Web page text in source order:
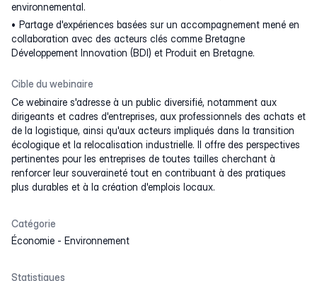
environnemental.
Partage d'expériences basées sur un accompagnement mené en
collaboration avec des acteurs clés comme Bretagne
Développement Innovation (BDI) et Produit en Bretagne.
Cible du webinaire
Ce webinaire s'adresse à un public diversifié, notamment aux
dirigeants et cadres d'entreprises, aux professionnels des achats et
de la logistique, ainsi qu'aux acteurs impliqués dans la transition
écologique et la relocalisation industrielle. Il offre des perspectives
pertinentes pour les entreprises de toutes tailles cherchant à
renforcer leur souveraineté tout en contribuant à des pratiques
plus durables et à la création d'emplois locaux.
Catégorie
Économie - Environnement
Statistiques